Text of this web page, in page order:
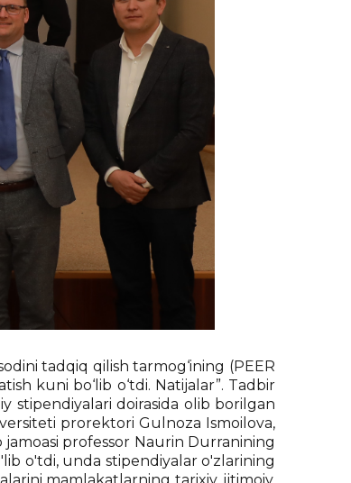
tadqiq qilish tarmog‘ining (PEER
kuni bo‘lib o‘tdi. Natijalar”. Tadbir
stipendiyalari doirasida olib borilgan
prorektori Gulnoza Ismoilova,
professor Naurin Durranining
o'tdi, unda stipendiyalar o'zlarining